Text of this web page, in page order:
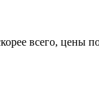
всего,